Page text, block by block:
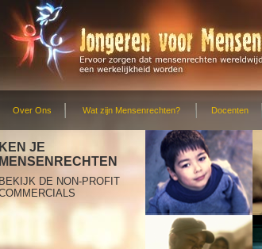
Over Ons Wat zijn Mensenrechten? Docenten
KEN JE
MENSENRECHTEN
BEKIJK DE NON-PROFIT